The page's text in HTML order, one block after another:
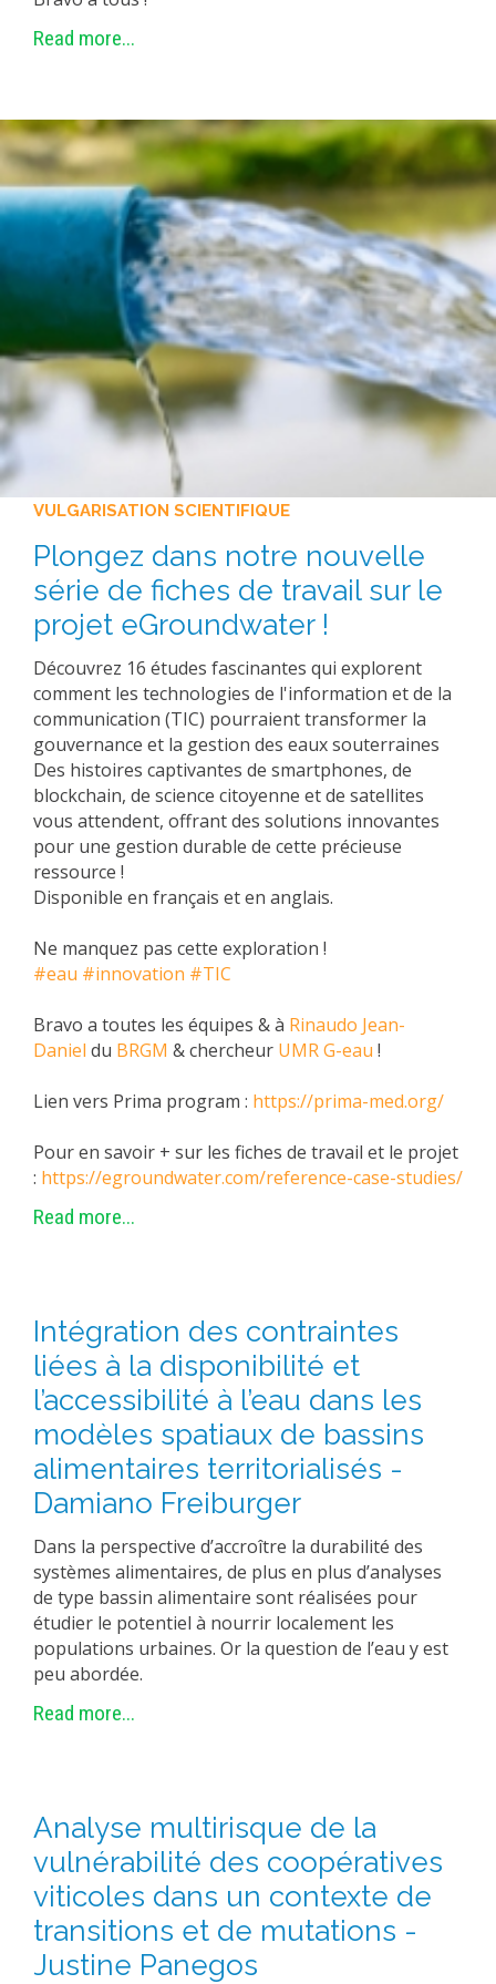
Read more...
VULGARISATION SCIENTIFIQUE
Plongez dans notre nouvelle
série de fiches de travail sur le
projet eGroundwater !
Découvrez 16 études fascinantes qui explorent
comment les technologies de l'information et de la
communication (TIC) pourraient transformer la
gouvernance et la gestion des eaux souterraines
Des histoires captivantes de smartphones, de
blockchain, de science citoyenne et de satellites
vous attendent, offrant des solutions innovantes
pour une gestion durable de cette précieuse
ressource !
Disponible en français et en anglais.
Ne manquez pas cette exploration !
#eau #innovation #TIC
Bravo a toutes les équipes & à Rinaudo Jean-
Daniel du BRGM & chercheur UMR G-eau !
Lien vers Prima program : https://prima-med.org/
Pour en savoir + sur les fiches de travail et le projet
: https://egroundwater.com/reference-case-studies/
Read more...
Intégration des contraintes
liées à la disponibilité et
l’accessibilité à l’eau dans les
modèles spatiaux de bassins
alimentaires territorialisés -
Damiano Freiburger
Dans la perspective d’accroître la durabilité des
systèmes alimentaires, de plus en plus d’analyses
de type bassin alimentaire sont réalisées pour
étudier le potentiel à nourrir localement les
populations urbaines. Or la question de l’eau y est
peu abordée.
Read more...
Analyse multirisque de la
vulnérabilité des coopératives
viticoles dans un contexte de
transitions et de mutations -
Justine Panegos